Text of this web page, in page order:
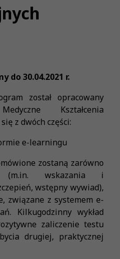
do 30.04.2021 r.
został opracowany
Kształcenia
z dwóch części:
e-learningu
zostaną zarówno
(m.in. wskazania i
wstępny wywiad),
związane z systemem e-
Kilkugodzinny wykład
zaliczenie testu
drugiej, praktycznej